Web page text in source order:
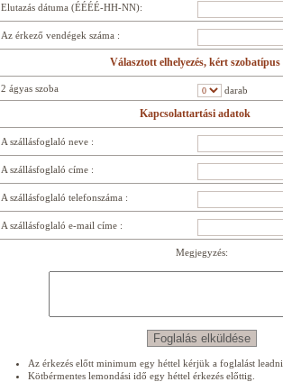
Elutazás dátuma (ÉÉÉÉ-HH-NN):
Az érkező vendégek száma :
Választott elhelyezés, kért szobatípus
2 ágyas szoba darab
Kapcsolattartási adatok
A szállásfoglaló neve :
A szállásfoglaló címe :
A szállásfoglaló telefonszáma :
A szállásfoglaló e-mail címe :
Megjegyzés:
Az érkezés előtt minimum egy héttel kérjük a foglalást leadni.
Kötbérmentes lemondási idő egy héttel érkezés előttig.